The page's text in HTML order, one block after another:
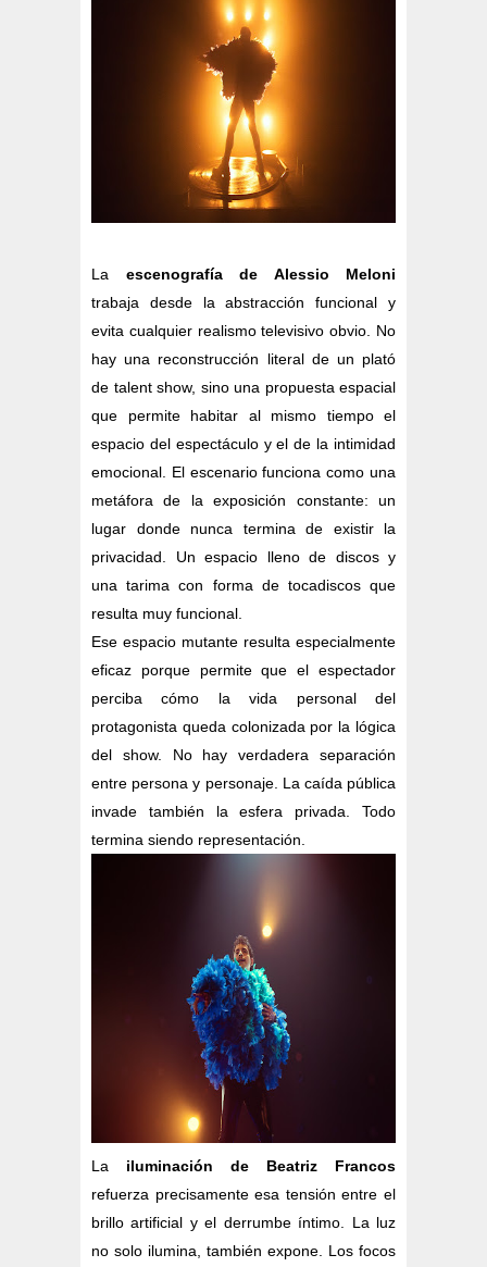
La escenografía de Alessio Meloni
trabaja desde la abstracción funcional y
evita cualquier realismo televisivo obvio. No
hay una reconstrucción literal de un plató
de talent show, sino una propuesta espacial
que permite habitar al mismo tiempo el
espacio del espectáculo y el de la intimidad
emocional. El escenario funciona como una
metáfora de la exposición constante: un
lugar donde nunca termina de existir la
privacidad. Un espacio lleno de discos y
una tarima con forma de tocadiscos que
resulta muy funcional.
Ese espacio mutante resulta especialmente
eficaz porque permite que el espectador
perciba cómo la vida personal del
protagonista queda colonizada por la lógica
del show. No hay verdadera separación
entre persona y personaje. La caída pública
invade también la esfera privada. Todo
termina siendo representación.
La iluminación de Beatriz Francos
refuerza precisamente esa tensión entre el
brillo artificial y el derrumbe íntimo. La luz
no solo ilumina, también expone. Los focos